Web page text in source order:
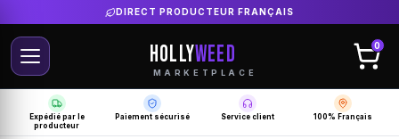
LIVRAISON GRATUITE SELON PRODUCTEUR
HOLLYWEED
MARKETPLACE
0
Expédié par le
producteur
Paiement sécurisé Service client 100% Français